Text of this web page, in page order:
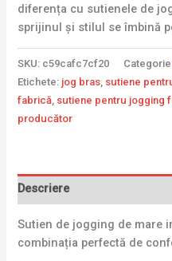
diferența cu sutienele de
sprijinul și stilul se îmbină
SKU: c59cafc7cf20
Etichete: jog bras sutiene
fabrică sutiene pentru jogging
producător
Descriere
Sutien de jogging de mare
combinația perfectă de